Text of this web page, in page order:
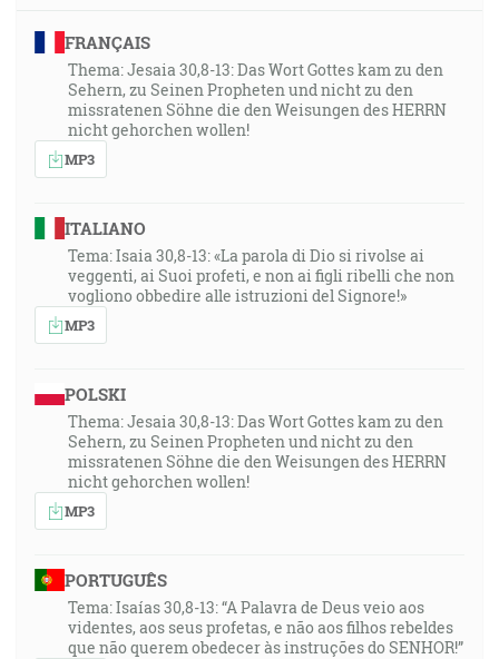
FRANÇAIS
Thema: Jesaia 30,8-13: Das Wort Gottes kam zu den
Sehern, zu Seinen Propheten und nicht zu den
missratenen Söhne die den Weisungen des HERRN
nicht gehorchen wollen!
MP3
ITALIANO
Tema: Isaia 30,8-13: «La parola di Dio si rivolse ai
veggenti, ai Suoi profeti, e non ai figli ribelli che non
vogliono obbedire alle istruzioni del Signore!»
MP3
POLSKI
Thema: Jesaia 30,8-13: Das Wort Gottes kam zu den
Sehern, zu Seinen Propheten und nicht zu den
missratenen Söhne die den Weisungen des HERRN
nicht gehorchen wollen!
MP3
PORTUGUÊS
Tema: Isaías 30,8-13: “A Palavra de Deus veio aos
videntes, aos seus profetas, e não aos filhos rebeldes
que não querem obedecer às instruções do SENHOR!”